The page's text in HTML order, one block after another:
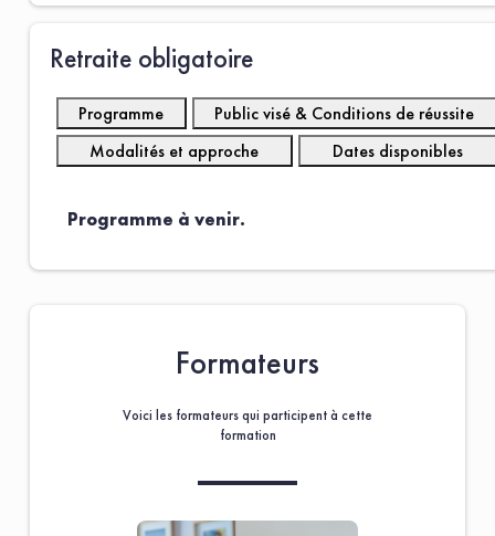
Retraite obligatoire
Programme
Public visé & Conditions de réussite
Modalités et approche
Dates disponibles
Programme à venir.
Formateurs
Voici les formateurs qui participent à cette
formation